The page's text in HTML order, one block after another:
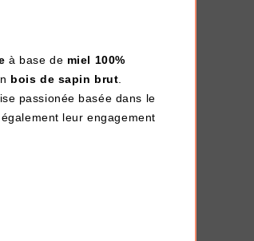
DÉPÔT-VENTE
!
à base de miel 100%
bois de sapin brut.
passionée basée dans le
leur engagement